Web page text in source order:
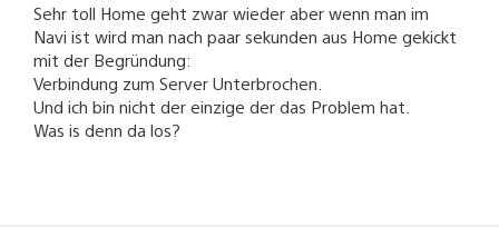
Sehr toll Home geht zwar wieder aber wenn man im
Navi ist wird man nach paar sekunden aus Home gekickt
mit der Begründung:
Verbindung zum Server Unterbrochen.
Und ich bin nicht der einzige der das Problem hat.
Was is denn da los?